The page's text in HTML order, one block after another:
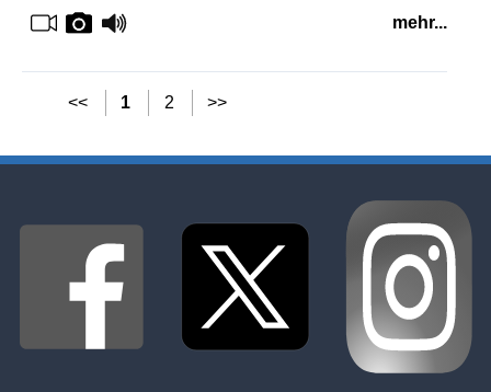
mehr...
<< 1 2 >>